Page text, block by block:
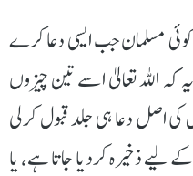
مسلمان جب ایسی دعا کرے
کہ اللہ تعالیٰ اسے تین چیزوں
کی اصل دعا ہی جلد قبول کرلی
لیے ذخیرہ کردیا جاتا ہے، یا